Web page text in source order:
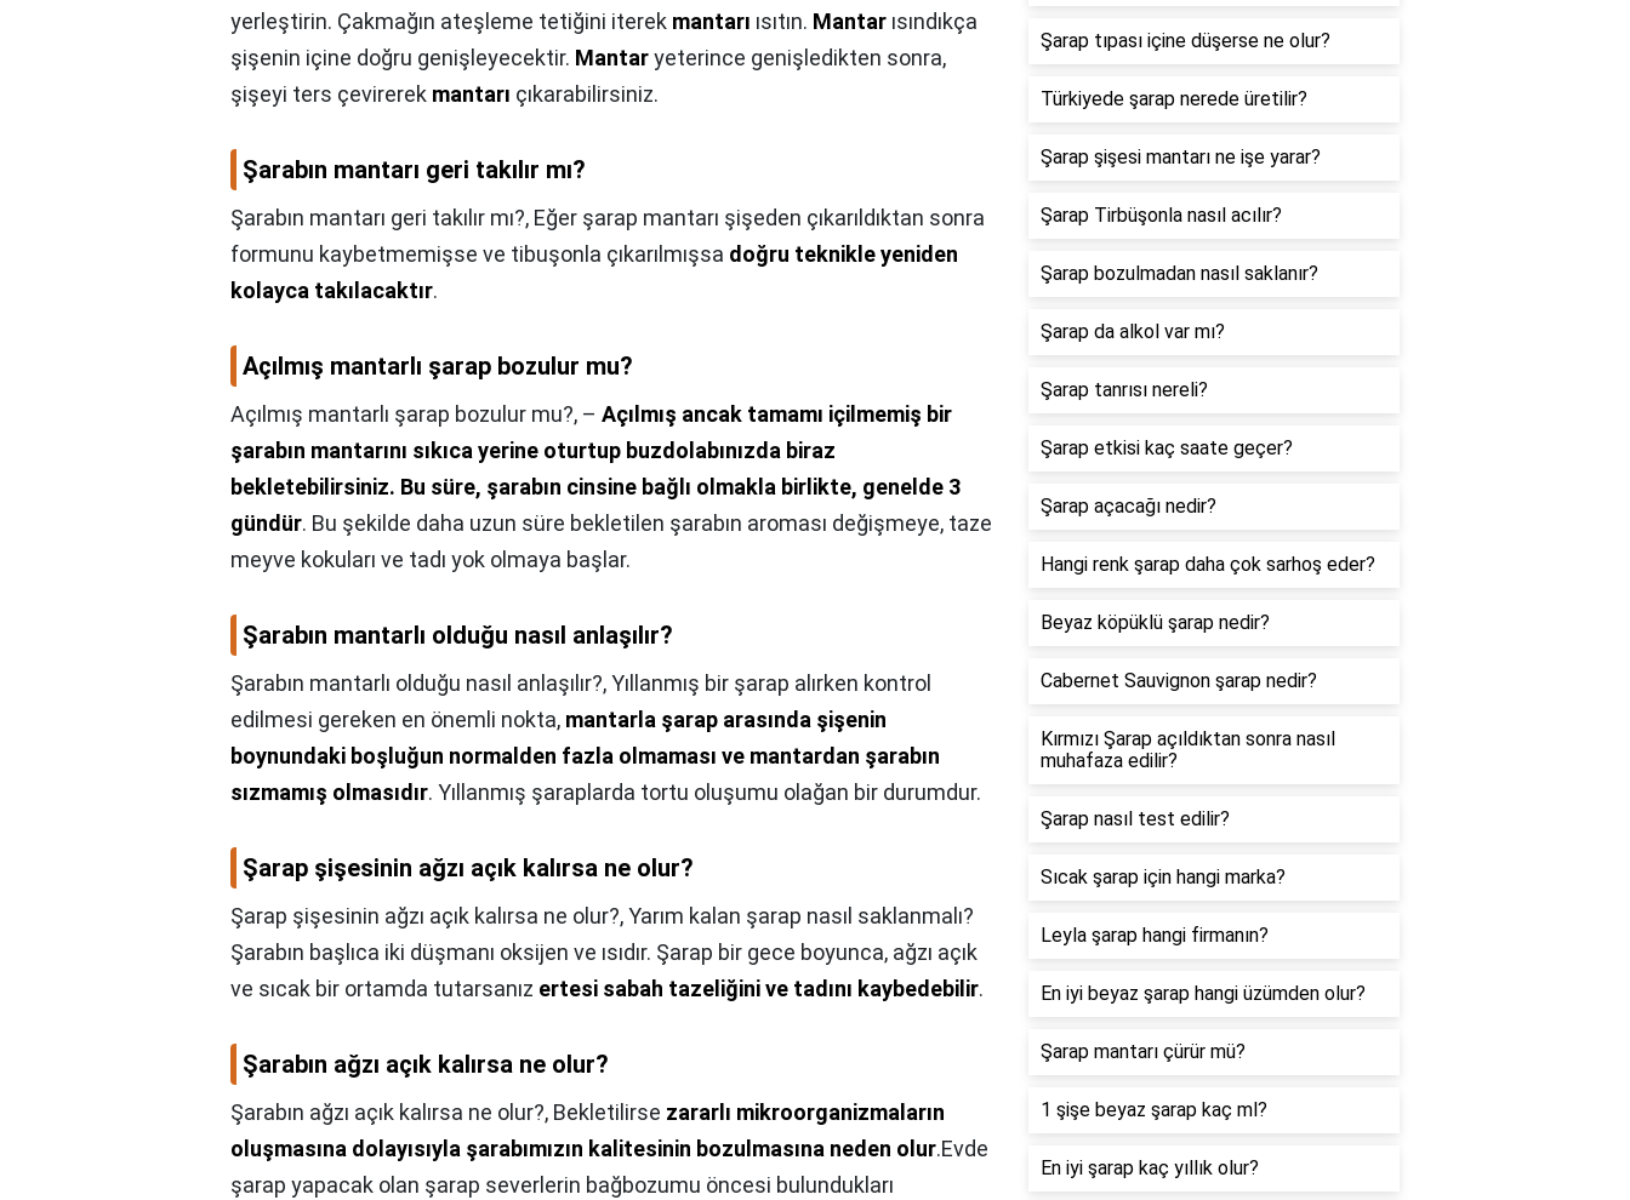
yerleştirin. Çakmağın ateşleme tetiğini iterek mantarı ısıtın. Mantar ısındıkça
şişenin içine doğru genişleyecektir. Mantaryeterince genişledikten sonra,
şişeyi ters çevirerek mantarı çıkarabilirsiniz.
Şarabın mantarı geri takılır mı?
Şarabın mantarı geri takılır mı?, Eğer şarap mantarı şişeden çıkarıldıktan sonra
formunu kaybetmemişse ve tibuşonla çıkarılmışsa doğru teknikle yeniden
kolayca takılacaktır.
Açılmış mantarlı şarap bozulur mu?
Açılmış mantarlı şarap bozulur mu?, – Açılmış ancak tamamı içilmemiş bir
şarabın mantarını sıkıca yerine oturtup buzdolabınızda biraz
bekletebilirsiniz. Bu süre, şarabın cinsine bağlı olmakla birlikte, genelde 3
gündür. Bu şekilde daha uzun süre bekletilen şarabın aroması değişmeye, taze
meyve kokuları ve tadı yok olmaya başlar.
Şarabın mantarlı olduğu nasıl anlaşılır?
Şarabın mantarlı olduğu nasıl anlaşılır?,Yıllanmış bir şarap alırken kontrol
edilmesi gereken en önemli nokta, mantarla şarap arasında şişenin
boynundaki boşluğun normalden fazla olmaması ve mantardan şarabın
sızmamış olmasıdır. Yıllanmış şaraplarda tortu oluşumu olağan bir durumdur.
Şarap şişesinin ağzı açık kalırsa ne olur?
Şarap şişesinin ağzı açık kalırsa ne olur?,Yarım kalan şarap nasıl saklanmalı?
Şarabın başlıca iki düşmanı oksijen ve ısıdır. Şarap bir gece boyunca, ağzı açık
ve sıcak bir ortamda tutarsanız ertesi sabah tazeliğini ve tadını kaybedebilir.
Şarabın ağzı açık kalırsa ne olur?
Şarabın ağzı açık kalırsa ne olur?, Bekletilirse zararlı mikroorganizmaların
oluşmasına dolayısıyla şarabımızın kalitesinin bozulmasına neden olur.Evde
şarap yapacak olan şarap severlerin bağbozumu öncesi bulundukları
Şarap tıpası içine düşerse ne olur?
Türkiyede şarap nerede üretilir?
Şarap şişesi mantarı ne işe yarar?
Şarap Tirbüşonla nasıl acılır?
Şarap bozulmadan nasıl saklanır?
Şarap da alkol var mı?
Şarap tanrısı nereli?
Şarap etkisi kaç saate geçer?
Şarap açacağı nedir?
Hangi renk şarap daha çok sarhoş eder?
Beyaz köpüklü şarap nedir?
Cabernet Sauvignon şarap nedir?
Kırmızı Şarap açıldıktan sonra nasıl
muhafaza edilir?
Şarap nasıl test edilir?
Sıcak şarap için hangi marka?
Leyla şarap hangi firmanın?
En iyi beyaz şarap hangi üzümden olur?
Şarap mantarı çürür mü?
1 şişe beyaz şarap kaç ml?
En iyi şarap kaç yıllık olur?